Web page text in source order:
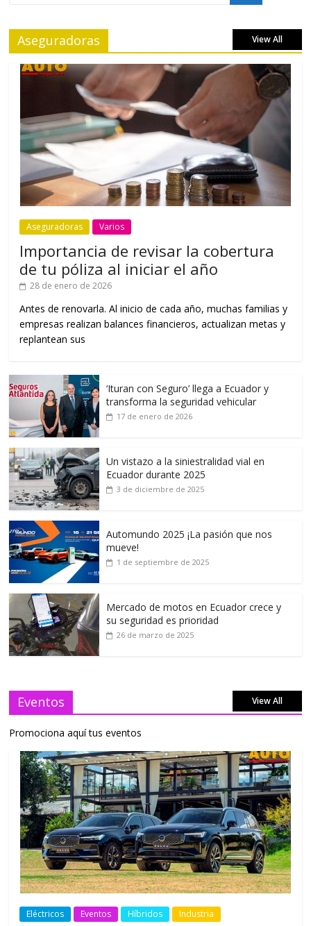
Aseguradoras View All
Aseguradoras Varios
Importancia de revisar la cobertura
de tu póliza al iniciar el año
28 de enero de 2026
Antes de renovarla. Al inicio de cada año, muchas familias y
empresas realizan balances financieros, actualizan metas y
replantean sus
‘Ituran con Seguro’ llega a Ecuador y
transforma la seguridad vehicular
17 de enero de 2026
Un vistazo a la siniestralidad vial en
Ecuador durante 2025
3 de diciembre de 2025
Automundo 2025 ¡La pasión que nos
mueve!
1 de septiembre de 2025
Mercado de motos en Ecuador crece y
su seguridad es prioridad
26 de marzo de 2025
Eventos View All
Promociona aquí tus eventos
Eléctricos Eventos Híbridos Industria